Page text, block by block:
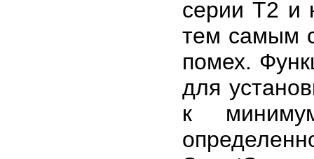
серии Т2 и
тем самым
помех.
для
к